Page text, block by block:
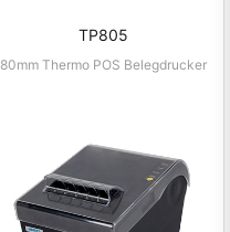
TP805
80mm Thermo POS Belegdrucker